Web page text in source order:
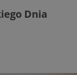
Dnia